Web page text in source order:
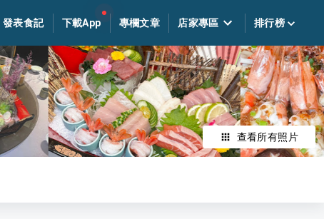
發表食記 下載App 專欄文章 店家專區 排行榜
查看所有照片